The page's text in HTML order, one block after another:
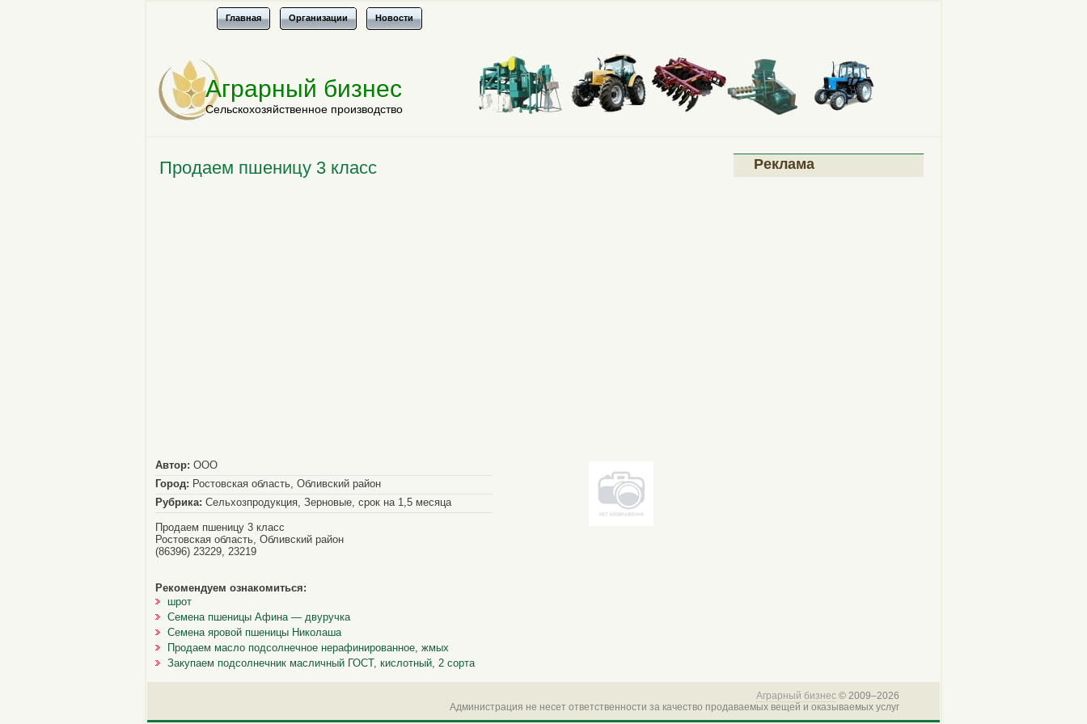
Главная Организации Новости
Аграрный бизнес
Сельскохозяйственное производство
Продаем пшеницу 3 класс
Автор: ООО
Город: Ростовская область, Обливский район
Рубрика: Сельхозпродукция, Зерновые, срок на 1,5 месяца
Продаем пшеницу 3 класс
Ростовская область, Обливский район
(86396) 23229, 23219
Рекомендуем ознакомиться:
шрот
Семена пшеницы Афина — двуручка
Семена яровой пшеницы Николаша
Продаем масло подсолнечное нерафинированное, жмых
Закупаем подсолнечник масличный ГОСТ, кислотный, 2 сорта
Реклама
Аграрный бизнес © 2009–2026
Администрация не несет ответственности за качество продаваемых вещей и оказываемых услуг